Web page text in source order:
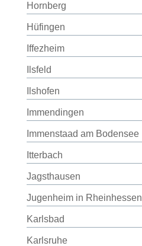
Hornberg
Hüfingen
Iffezheim
Ilsfeld
Ilshofen
Immendingen
Immenstaad am Bodensee
Itterbach
Jagsthausen
Jugenheim in Rheinhessen
Karlsbad
Karlsruhe